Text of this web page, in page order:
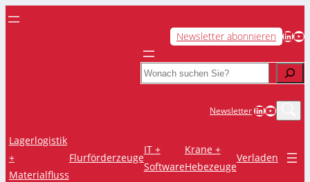
Newsletter abonnieren LinkedIn YouTube
Search
NewsletterLinkedIn
Lagerlogistik
+
Materialfluss
Flurförderzeuge
IT +
Software
Krane +
Hebezeuge
Verladen